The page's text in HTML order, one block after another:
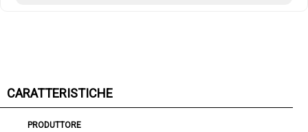
CARATTERISTICHE
PRODUTTORE